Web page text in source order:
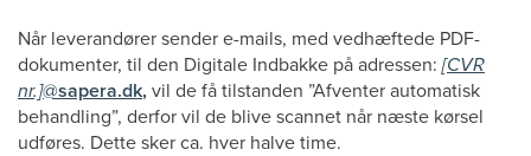
Når leverandører sender e-mails, med vedhæftede PDF-
dokumenter, til den Digitale Indbakke på adressen:[CVR
nr.]@sapera.dk, vil de få tilstanden ”Afventer automatisk
behandling”, derfor vil de blive scannet når næste kørsel
udføres. Dette sker ca. hver halve time.